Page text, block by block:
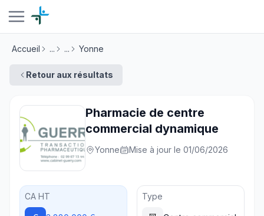
Accueil ... ... Yonne
Retour aux résultats
Pharmacie de centre
commercial dynamique
Yonne Mise à jour le 01/06/2026
CA HT Type